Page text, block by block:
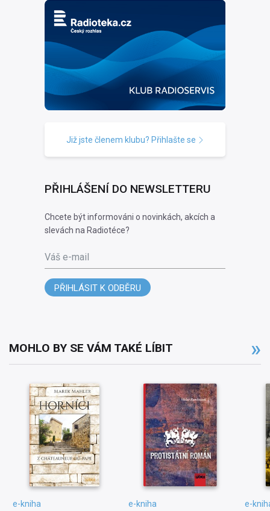
Již jste členem klubu? Přihlašte se
PŘIHLÁŠENÍ DO NEWSLETTERU
Chcete být informováni o novinkách, akcích a
slevách na Radiotéce?
Váš e-mail
PŘIHLÁSIT K ODBĚRU
MOHLO BY SE VÁM TAKÉ LÍBIT
e-kniha e-kniha e-